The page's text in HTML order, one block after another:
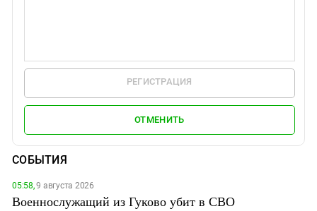
РЕГИСТРАЦИЯ
ОТМЕНИТЬ
СОБЫТИЯ
05:58,9 августа 2026
Военнослужащий из Гуково убит в СВО